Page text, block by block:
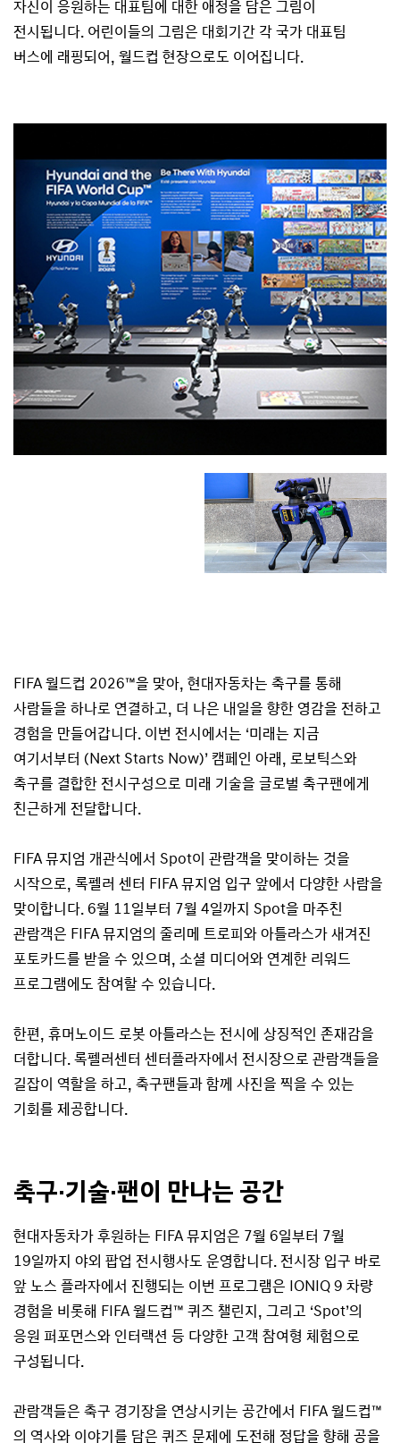
자신이 응원하는 대표팀에 대한 애정을 담은 그림이
전시됩니다. 어린이들의 그림은 대회기간 각 국가 대표팀
버스에 래핑되어, 월드컵 현장으로도 이어집니다.
FIFA 월드컵 2026™을 맞아, 현대자동차는 축구를 통해
사람들을 하나로 연결하고, 더 나은 내일을 향한 영감을 전하고
경험을 만들어갑니다. 이번 전시에서는 ‘미래는 지금
여기서부터 (Next Starts Now)’ 캠페인 아래, 로보틱스와
축구를 결합한 전시구성으로 미래 기술을 글로벌 축구팬에게
친근하게 전달합니다.
FIFA 뮤지엄 개관식에서 Spot이 관람객을 맞이하는 것을
시작으로, 록펠러 센터 FIFA 뮤지엄 입구 앞에서 다양한 사람을
맞이합니다. 6월 11일부터 7월 4일까지 Spot을 마주친
관람객은 FIFA 뮤지엄의 줄리메 트로피와 아틀라스가 새겨진
포토카드를 받을 수 있으며, 소셜 미디어와 연계한 리워드
프로그램에도 참여할 수 있습니다.
한편, 휴머노이드 로봇 아틀라스는 전시에 상징적인 존재감을
더합니다. 록펠러센터 센터플라자에서 전시장으로 관람객들을
길잡이 역할을 하고, 축구팬들과 함께 사진을 찍을 수 있는
기회를 제공합니다.
축구·기술·팬이 만나는 공간
현대자동차가 후원하는 FIFA 뮤지엄은 7월 6일부터 7월
19일까지 야외 팝업 전시행사도 운영합니다. 전시장 입구 바로
앞 노스 플라자에서 진행되는 이번 프로그램은 IONIQ 9 차량
경험을 비롯해 FIFA 월드컵™ 퀴즈 챌린지, 그리고 ‘Spot’의
응원 퍼포먼스와 인터랙션 등 다양한 고객 참여형 체험으로
구성됩니다.
관람객들은 축구 경기장을 연상시키는 공간에서 FIFA 월드컵™
의 역사와 이야기를 담은 퀴즈 문제에 도전해 정답을 향해 공을